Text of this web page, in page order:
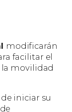
modificarán
facilitar el
movilidad
iniciar su